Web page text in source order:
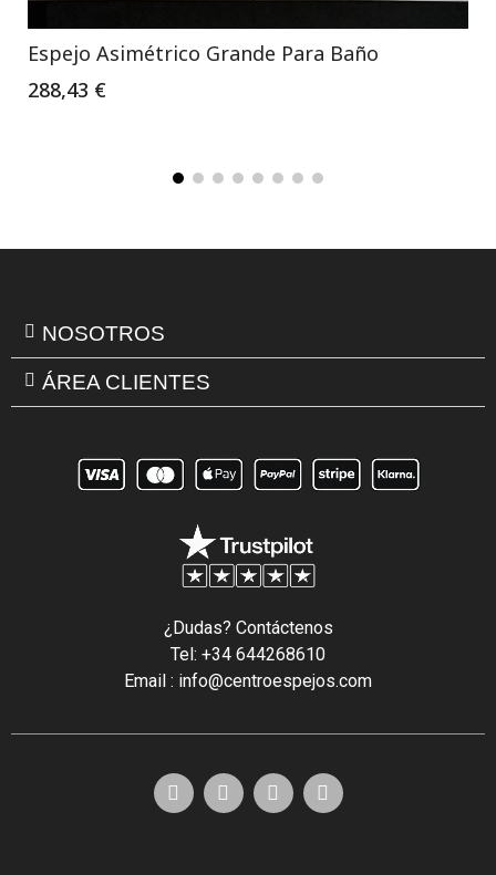
Espejo Asimétrico Grande Para Baño
288,43 €
NOSOTROS
ÁREA CLIENTES
¿Dudas? Contáctenos
Tel: +34 644268610
Email : info@centroespejos.com